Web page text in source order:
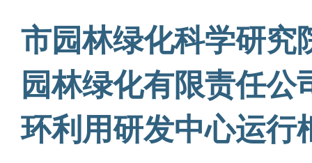
市园林绿化科学研究
园林绿化有限责任公
环利用研发中心运行